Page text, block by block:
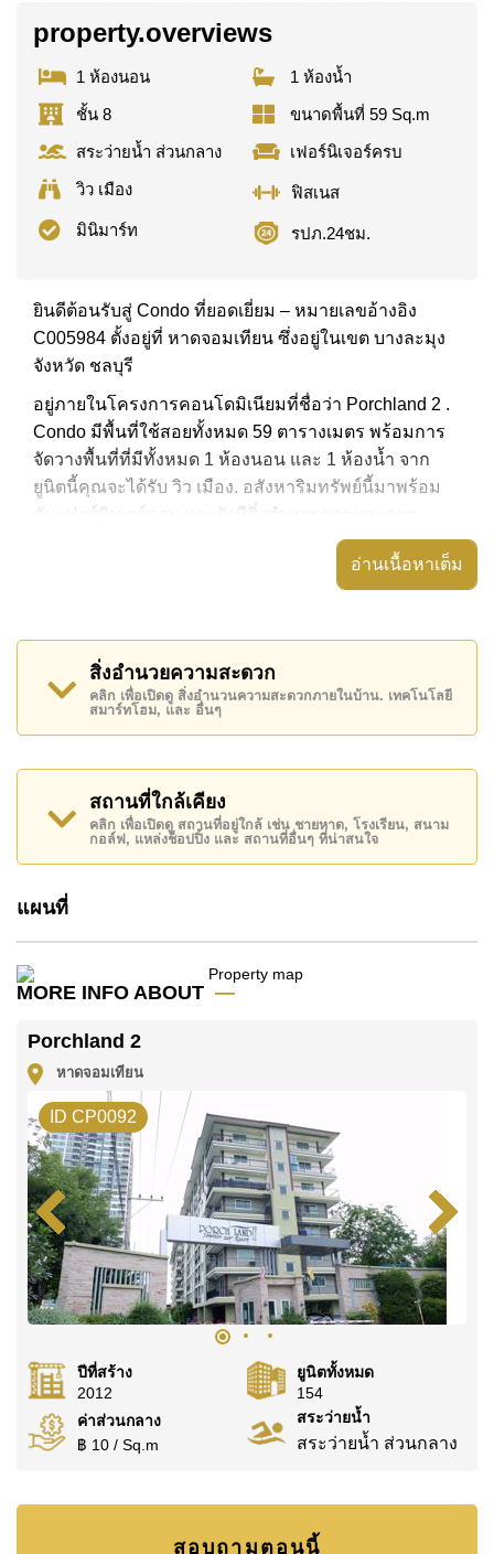
property.overviews
1 ห้องนอน
1 ห้องน้ำ
ชั้น 8
ขนาดพื้นที่ 59 Sq.m
สระว่ายน้ำ ส่วนกลาง
เฟอร์นิเจอร์ครบ
วิว เมือง
ฟิสเนส
มินิมาร์ท
รปภ.24ชม.
ยินดีต้อนรับสู่ Condo ที่ยอดเยี่ยม – หมายเลขอ้างอิง
C005984 ตั้งอยู่ที่ หาดจอมเทียน ซึ่งอยู่ในเขต บางละมุง
จังหวัด ชลบุรี
อยู่ภายในโครงการคอนโดมิเนียมที่ชื่อว่า Porchland 2 .
Condo มีพื้นที่ใช้สอยทั้งหมด 59 ตารางเมตร พร้อมการ
จัดวางพื้นที่ที่มีทั้งหมด 1 ห้องนอน และ 1 ห้องน้ำ จาก
ยูนิตนี้คุณจะได้รับ วิว เมือง. อสังหาริมทรัพย์นี้มาพร้อม
กับ เฟอร์นิเจอร์ครบ และยังมีสิ่งอำนวยความสะดวก
ได้แก่ ห้องหัวมุม, มีระเบียง, เครื่องปรับอากาศครบ,
อสังหาริมทรัพย์นี้สามารถใช้ สระว่ายน้ำ ส่วนกลาง ได้
ฟิสเนส, สวนส่วนกลาง, มินิมาร์ท, รปภ.24ชม.
สถานที่สำคัญใกล้ Porchland 2 ได้แก่: เดินทางไป
ชายหาดได้ง่าย, ไกล้เคียงรถประจำทาง , Columbia
Pictures Aquaverse Water Park, Nong Nooch
อสังหาริมทรัพย์นี้เปิดให้เช่าระยะยาวในราคา ฿ 18,000
บาทต่อเดือน
โปรดทราบว่าราคาค่าเช่าที่ Cornerstone Real Estate
โฆษณาเป็นราคาสำหรับสัญญาเช่า 1 ปี และต้องวางเงิน
มัดจำ 2 เดือน
คุณ!
หรือ อีเมลinfo@cornerstone.co.th
WhatsApp ของสำนักงาน:
@cornerstonepattaya
อ่านเนื้อหาเต็ม
สิ่งอำนวยความสะดวก
คลิก เพื่อเปิดดู สิ่งอำนวนความสะดวกภายในบ้าน. เทคโนโลยี
สมาร์ทโฮม, และ อื่นๆ
สถานที่ใกล้เคียง
คลิก เพื่อเปิดดู สถานที่อยู่ใกล้ เช่น ชายหาด, โรงเรียน, สนาม
กอล์ฟ, แหล่งช็อปปิ้ง และ สถานที่อื่นๆ ที่น่าสนใจ
แผนที่
MORE INFO ABOUT
Porchland 2
หาดจอมเทียน
ID CP0092
ปีที่สร้าง
2012
ยูนิตทั้งหมด
154
ค่าส่วนกลาง
฿ 10 / Sq.m
สระว่ายน้ำ
สระว่ายน้ำ ส่วนกลาง
สอบถามตอนนี้